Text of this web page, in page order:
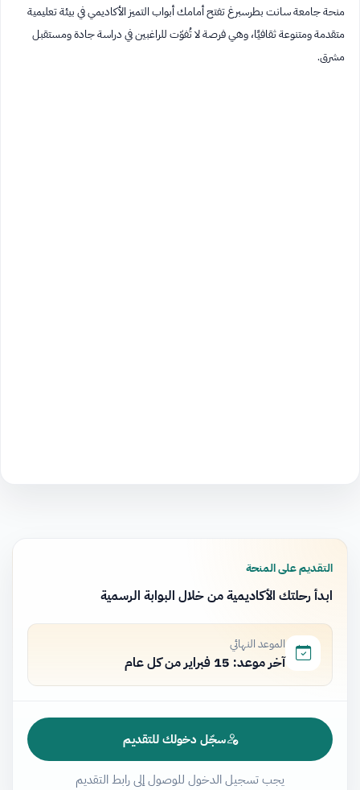
منحة جامعة سانت بطرسبرغ تفتح أمامك أبواب التميز الأكاديمي في بيئة تعليمية
متقدمة ومتنوعة ثقافيًا، وهي فرصة لا تُفوّت للراغبين في دراسة جادة ومستقبل
مشرق.
التقديم على المنحة
ابدأ رحلتك الأكاديمية من خلال البوابة الرسمية
الموعد النهائي
آخر موعد: 15 فبراير من كل عام
سجّل دخولك للتقديم
يجب تسجيل الدخول للوصول إلى رابط التقديم